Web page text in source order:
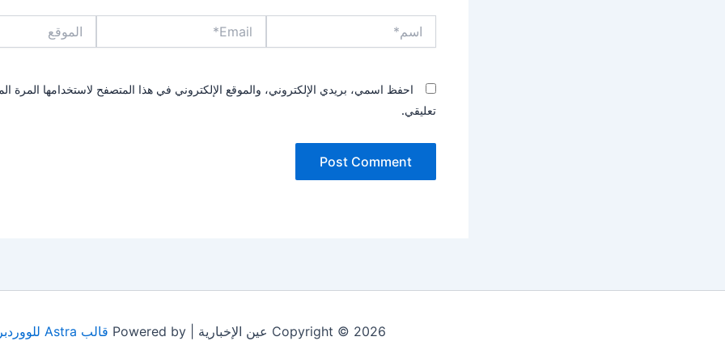
احفظ اسمي، بريدي الإلكتروني، والموقع الإلكتروني في هذا المتصفح لاستخدامها المرة
تعليقي.
Copyright © 2026 عين الإخبارية | Powered by قالب Astra للووردبريس